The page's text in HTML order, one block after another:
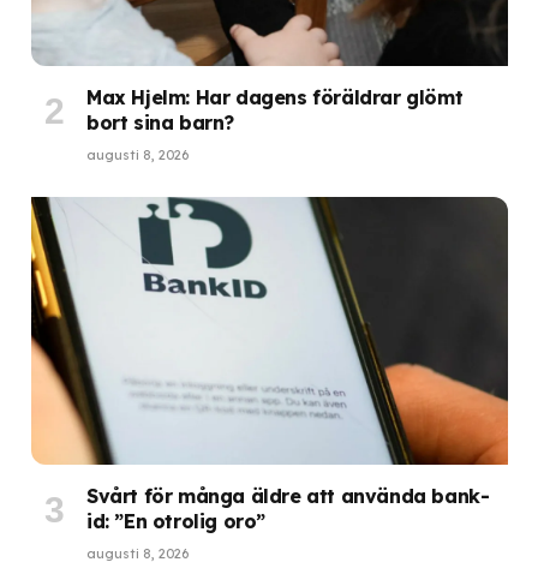
Max Hjelm: Har dagens föräldrar glömt
bort sina barn?
augusti 8, 2026
Svårt för många äldre att använda bank-
id: ”En otrolig oro”
augusti 8, 2026